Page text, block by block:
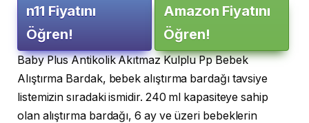
n11 Fiyatını
Öğren!
Amazon Fiyatını
Öğren!
Baby Plus Antikolik Akıtmaz Kulplu Pp Bebek
Alıştırma Bardak, bebek alıştırma bardağı tavsiye
listemizin sıradaki ismidir. 240 ml kapasiteye sahip
olan alıştırma bardağı, 6 ay ve üzeri bebeklerin